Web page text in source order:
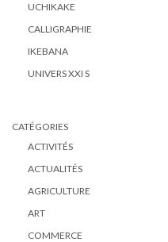
UCHIKAKE
CALLIGRAPHIE
IKEBANA
UNIVERS XXI S
CATÉGORIES
ACTIVITÉS
ACTUALITÉS
AGRICULTURE
ART
COMMERCE